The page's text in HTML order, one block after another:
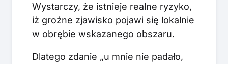
Wystarczy, że istnieje realne ryzyko,
iż groźne zjawisko pojawi się lokalnie
w obrębie wskazanego obszaru.
Dlatego zdanie „u mnie nie padało,